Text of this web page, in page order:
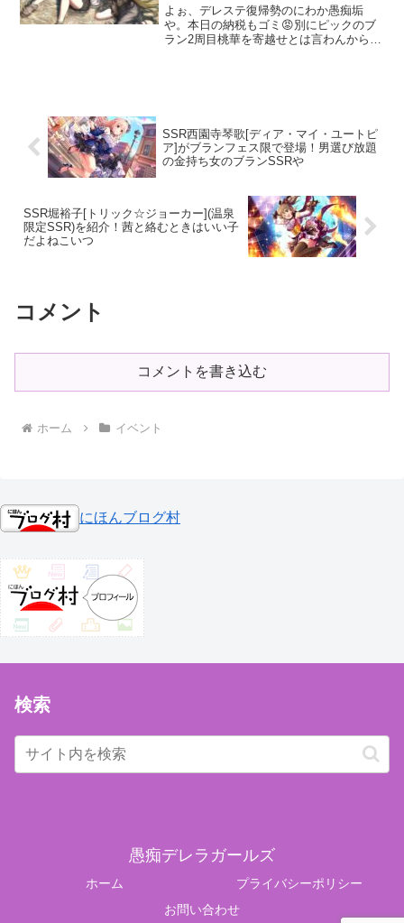
わる表現が含まれています」
よぉ、デレステ復帰勢のにわか愚痴垢
や。本日の納税もゴミ😡別にピックのブ
ラン2周目桃華を寄越せとは言わんから、
SSR西園寺琴歌[ディア・マイ・ユートピ
ア]がブランフェス限で登場！男選び放題
の金持ち女のブランSSRや
SSR堀裕子[トリック☆ジョーカー](温泉
限定SSR)を紹介！茜と絡むときはいい子
だよねこいつ
コメント
コメントを書き込む
ホーム イベント
にほんブログ村
検索
愚痴デレラガールズ
ホーム
プライバシーポリシー
お問い合わせ